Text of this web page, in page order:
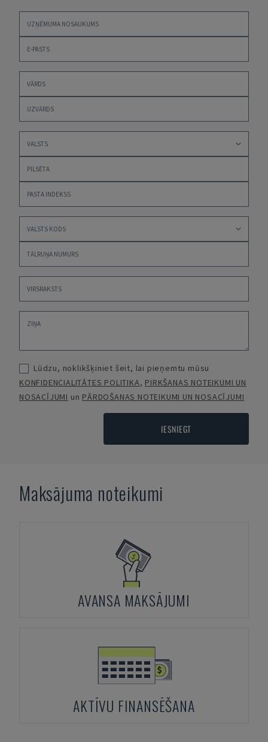
Lūdzu, noklikšķiniet šeit, lai pieņemtu mūsu
KONFIDENCIALITĀTES POLITIKA, PIRKŠANAS NOTEIKUMI UN
NOSACĪJUMI un PĀRDOŠANAS NOTEIKUMI UN NOSACĪJUMI
IESNIEGT
Maksājuma noteikumi
AVANSA MAKSĀJUMI
AKTĪVU FINANSĒŠANA